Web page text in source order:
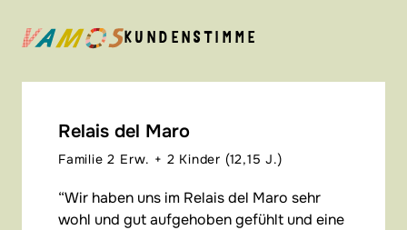
KUNDENSTIMME
Relais del Maro
Familie 2 Erw. + 2 Kinder (12,15 J.)
Wir haben uns im Relais del Maro sehr
wohl und gut aufgehoben gefühlt und eine